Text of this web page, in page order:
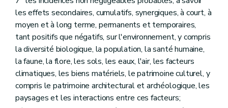
Art. 387
Art. 388
Art. 388/1
Art. 388/2
Art. 388/3
Art. 388/4
Art. 388/5
Chapitre XV Des fonctionnaires délégués pour l'application des articles 67, 69, 70, 71 et 77 (lire « articles 155, §2, 157, 158, 159 et 165 »)
Art. 389
Chapitre XVI (Des fonctionnaires délégués pour l'application de l'article 3, alinéa 2
les effets secondaires, cumulatifs, synergiques, à court, à
moyen et à long terme, permanents et temporaires,
tant positifs que négatifs, sur l'environnement, y compris
la diversité biologique, la population, la santé humaine,
la faune, la flore, les sols, les eaux, l'air, les facteurs
climatiques, les biens matériels, le patrimoine culturel, y
compris le patrimoine architectural et archéologique, les
paysages et les interactions entre ces facteurs;